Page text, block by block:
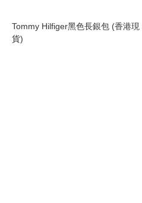
Tommy Hilfiger黑色長銀包 (香港現
貨)